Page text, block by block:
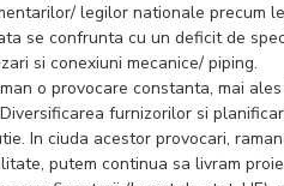
legilor nationale precum
se confrunta cu un deficit de
si conexiuni mecanice/ piping.
o provocare constanta, mai
furnizorilor si
In ciuda acestor provocari,
putem continua sa livram